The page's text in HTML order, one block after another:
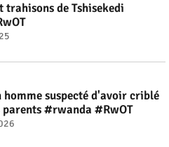
trahisons de Tshisekedi
homme suspecté d'avoir criblé
parents #rwanda #RwOT